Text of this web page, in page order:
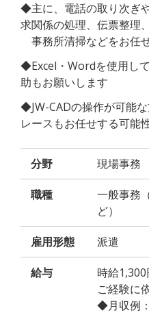
◆主に、電話の取り次ぎ
求関係の処理、伝票整理、
事務所清掃などをお任
◆Excel・Wordを使用し
助もお願いします
◆JW-CADの操作が可能
レースもお任せする可能
分野 現場事務
職種
一般事務
ど）
雇用形態 派遣
給与
時給
ご経験に
◆月収例